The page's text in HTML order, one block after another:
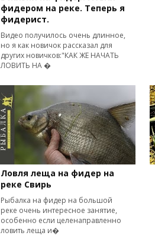
фидером на реке. Теперь я
фидерист.
Видео получилось очень длинное,
но я как новичок рассказал для
других новичков:"КАК ЖЕ НАЧАТЬ
ЛОВИТЬ НА �
Ловля леща на фидер на
реке Свирь
Рыбалка на фидер на большой
реке очень интересное занятие,
особенно если целенаправленно
ловить леща и�